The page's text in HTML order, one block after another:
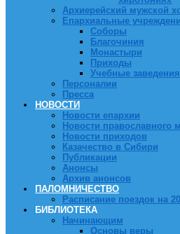
Архиерейский мужской
Епархиальные
Соборы
Благочиния
Монастыри
Приходы
Учебные заведения
Персоналии
Пресса
НОВОСТИ
Новости епархии
Новости православного
Новости приходов
Казачество в Сибири
Публикации
Анонсы
Архив анонсов
ПАЛОМНИЧЕСТВО
Расписание поездок на
БИБЛИОТЕКА
Начинающим
Основы веры